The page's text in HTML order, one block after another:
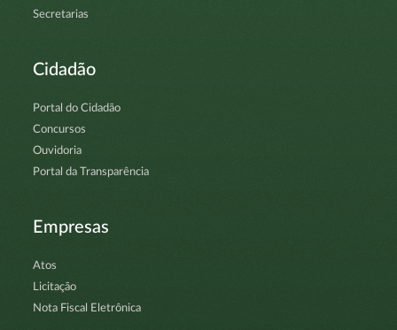
Secretarias
Cidadão
Portal do Cidadão
Concursos
Ouvidoria
Portal da Transparência
Empresas
Atos
Licitação
Nota Fiscal Eletrônica